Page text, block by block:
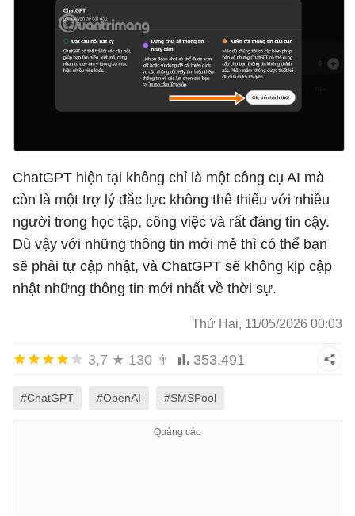
ChatGPT hiện tại không chỉ là một công cụ AI mà
còn là một trợ lý đắc lực không thể thiếu với nhiều
người trong học tập, công việc và rất đáng tin cậy.
Dù vậy với những thông tin mới mẻ thì có thể bạn
sẽ phải tự cập nhật, và ChatGPT sẽ không kịp cập
nhật những thông tin mới nhất về thời sự.
Thứ Hai, 11/05/2026 00:03
3,7 ★ 130 👨 353.491
#ChatGPT #OpenAI #SMSPool